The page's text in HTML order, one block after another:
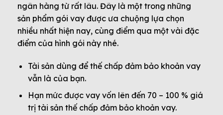
ngân hàng từ rất lâu. Đây là một trong những
sản phẩm gói vay được ưa chuộng lựa chọn
nhiều nhất hiện nay, cùng điểm qua một vài đặc
điểm của hình gói này nhé.
Tài sản dùng để thế chấp đảm bảo khoản vay
vẫn là của bạn.
Hạn mức được vay vốn lên đến 70 – 100 % giá
trị tài sản thế chấp đảm bảo khoản vay.